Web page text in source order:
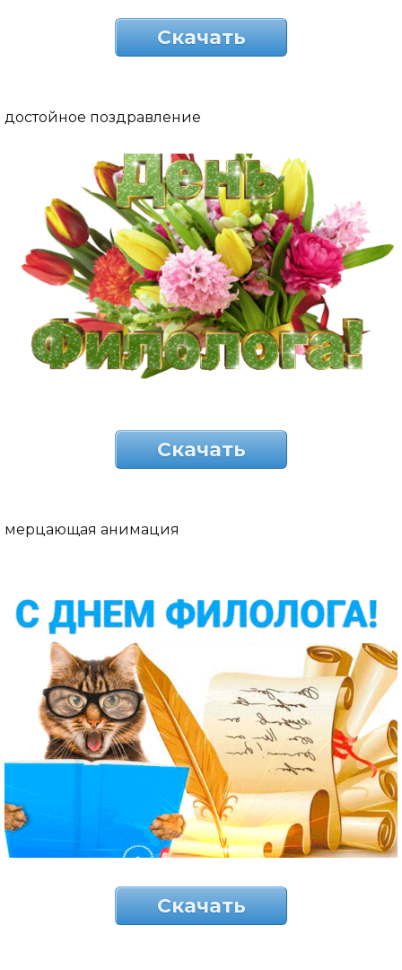
Скачать
достойное поздравление
Скачать
мерцающая анимация
Скачать